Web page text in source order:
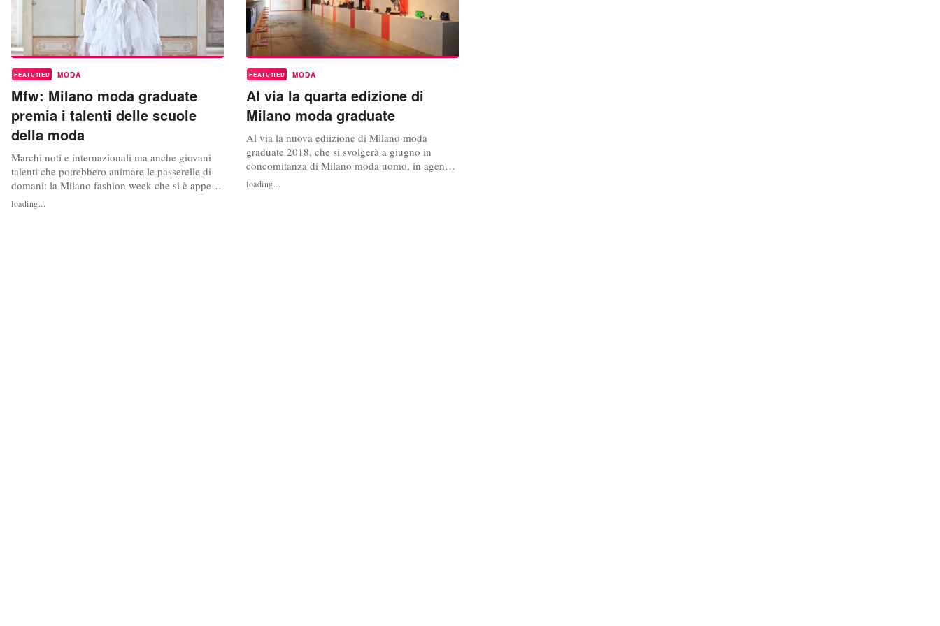
FEATURED MODA
Mfw: Milano moda graduate
premia i talenti delle scuole
della moda
Marchi noti e internazionali ma anche giovani
talenti che potrebbero animare le passerelle di
domani: la Milano fashion week che si è appena
conclusa ha dedicato uno spazio agli studenti
più promettenti delle scuola della moda,
loading...
FEATURED MODA
Al via la quarta edizione di
Milano moda graduate
Al via la nuova ediizione di Milano moda
graduate 2018, che si svolgerà a giugno in
concomitanza di Milano moda uomo, in agenda
dal 16 al 19 giugno. Camera nazionale della
moda italiana ha aperto la selezione dei
loading...